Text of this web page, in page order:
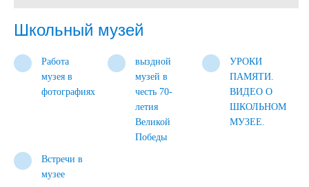
Школьный музей
Работа
музея в
фотографиях
выздной
музей в
честь 70-
летия
Великой
Победы
УРОКИ
ПАМЯТИ.
ВИДЕО О
ШКОЛЬНОМ
МУЗЕЕ.
Встречи в
музее